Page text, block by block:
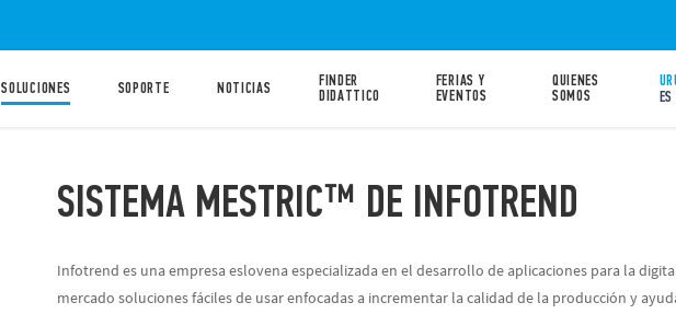
SOLUCIONES SOPORTE NOTICIAS
FINDER
DIDATTICO
FERIAS Y
EVENTOS
QUIENES
SOMOS
ES
SISTEMA MESTRIC™ DE INFOTREND
Infotrend es una empresa eslovena especializada en el desarrollo de aplicaciones para la
mercado soluciones fáciles de usar enfocadas a incrementar la calidad de la producción y